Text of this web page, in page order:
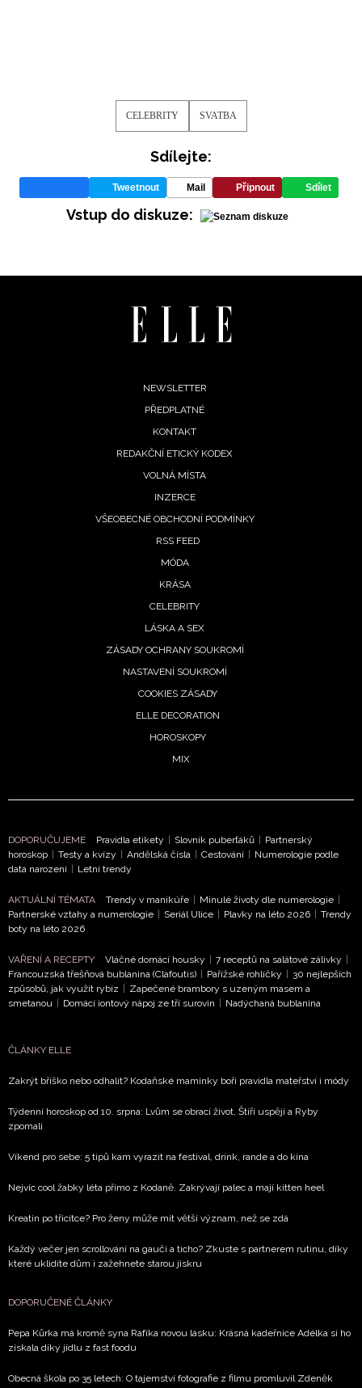
NEWSLETTER
ODESLAT
Přihlášením k newsletteru souhlasíte s
podmínkami společnosti BurdaMedia Extra s.r.o.a
potvrzujete, že jste se seznámili seZásadami
ochrany soukromí- BurdaMedia Extra s.r.o. bude s
informace od našich partnerů? Pokud souhlasíte se
soukromí BurdaMedia Extra s.r.o., zaškrtněte toto pole.
CELEBRITY SVATBA
Sdílejte:
Tweetnout Mail Připnout Sdílet
Vstup do diskuze:
NEWSLETTER
PŘEDPLATNÉ
KONTAKT
REDAKČNÍ ETICKÝ KODEX
VOLNÁ MÍSTA
INZERCE
VŠEOBECNÉ OBCHODNÍ PODMÍNKY
RSS FEED
MÓDA
KRÁSA
CELEBRITY
LÁSKA A SEX
ZÁSADY OCHRANY SOUKROMÍ
NASTAVENÍ SOUKROMÍ
COOKIES ZÁSADY
ELLE DECORATION
HOROSKOPY
MIX
DOPORUČUJEME Pravidla etikety | Slovník puberťáků | Partnerský
horoskop | Testy a kvízy | Andělská čísla | Cestování | Numerologie podle
data narození | Letní trendy
AKTUÁLNÍ TÉMATA Trendy v manikúře | Minulé životy dle numerologie |
Partnerské vztahy a numerologie | Seriál Ulice | Plavky na léto 2026 | Trendy
boty na léto 2026
VAŘENÍ A RECEPTY Vláčné domácí housky | 7 receptů na salátové zálivky |
Francouzská třešňová bublanina (Clafoutis) | Pařížské rohlíčky | 30 nejlepších
způsobů, jak využít rybíz | Zapečené brambory s uzeným masem a
smetanou | Domácí iontový nápoj ze tří surovin | Nadýchaná bublanina
ČLÁNKY ELLE
Zakrýt bříško nebo odhalit? Kodaňské maminky boří pravidla mateřství i módy
Týdenní horoskop od 10. srpna: Lvům se obrací život, Štíři uspějí a Ryby
zpomalí
Víkend pro sebe: 5 tipů kam vyrazit na festival, drink, rande a do kina
Nejvíc cool žabky léta přímo z Kodaně. Zakrývají palec a mají kitten heel
Kreatin po třicítce? Pro ženy může mít větší význam, než se zdá
Každý večer jen scrollování na gauči a ticho? Zkuste s partnerem rutinu, díky
které uklidíte dům i zažehnete starou jiskru
DOPORUČENÉ ČLÁNKY
Pepa Kůrka má kromě syna Rafíka novou lásku: Krásná kadeřnice Adélka si ho
získala díky jídlu z fast foodu
Obecná škola po 35 letech: O tajemství fotografie z filmu promluvil Zdeněk